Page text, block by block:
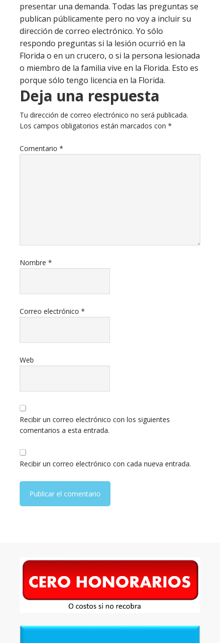
presentar una demanda. Todas las preguntas se
publican públicamente pero no voy a incluir su
dirección de correo electrónico. Yo sólo
respondo preguntas si la lesión ocurrió en la
Florida o en un crucero, o si la persona lesionada
o miembro de la familia vive en la Florida. Esto es
porque sólo tengo licencia en la Florida.
Deja una respuesta
Tu dirección de correo electrónico no será publicada.
Los campos obligatorios están marcados con *
Comentario *
Nombre *
Correo electrónico *
Web
Recibir un correo electrónico con los siguientes
comentarios a esta entrada.
Recibir un correo electrónico con cada nueva entrada.